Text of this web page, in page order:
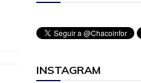
INSTAGRAM